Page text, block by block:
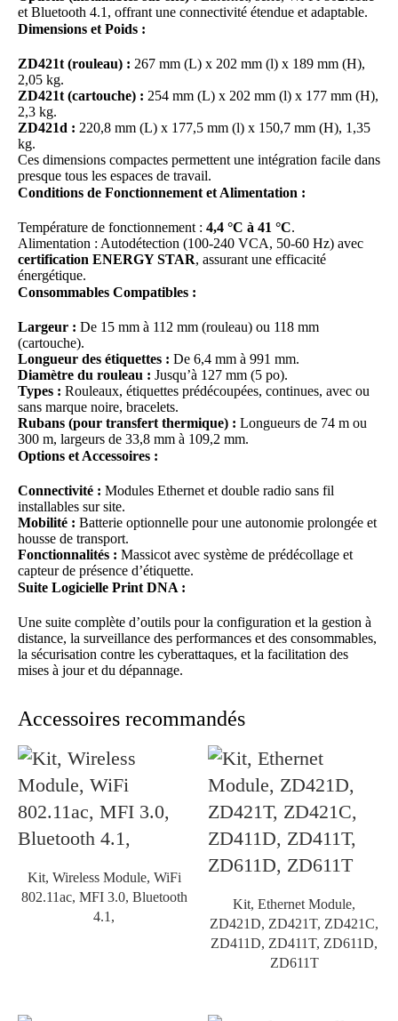
et Bluetooth 4.1, offrant une connectivité étendue et adaptable.
Dimensions et Poids :
ZD421t (rouleau) : 267 mm (L) x 202 mm (l) x 189 mm (H),
2,05 kg.
ZD421t (cartouche) : 254 mm (L) x 202 mm (l) x 177 mm (H),
2,3 kg.
ZD421d : 220,8 mm (L) x 177,5 mm (l) x 150,7 mm (H), 1,35
kg.
Ces dimensions compactes permettent une intégration facile dans
presque tous les espaces de travail.
Conditions de Fonctionnement et Alimentation :
Température de fonctionnement : 4,4 °C à 41 °C.
Alimentation : Autodétection (100-240 VCA, 50-60 Hz) avec
certification ENERGY STAR, assurant une efficacité
énergétique.
Consommables Compatibles :
Largeur : De 15 mm à 112 mm (rouleau) ou 118 mm
(cartouche).
Longueur des étiquettes : De 6,4 mm à 991 mm.
Diamètre du rouleau : Jusqu’à 127 mm (5 po).
Types : Rouleaux, étiquettes prédécoupées, continues, avec ou
sans marque noire, bracelets.
Rubans (pour transfert thermique) : Longueurs de 74 m ou
300 m, largeurs de 33,8 mm à 109,2 mm.
Options et Accessoires :
Connectivité : Modules Ethernet et double radio sans fil
installables sur site.
Mobilité : Batterie optionnelle pour une autonomie prolongée et
housse de transport.
Fonctionnalités : Massicot avec système de prédécollage et
capteur de présence d’étiquette.
Suite Logicielle Print DNA :
Une suite complète d’outils pour la configuration et la gestion à
distance, la surveillance des performances et des consommables,
la sécurisation contre les cyberattaques, et la facilitation des
mises à jour et du dépannage.
Accessoires recommandés
Kit, Wireless Module, WiFi
802.11ac, MFI 3.0, Bluetooth
4.1,
Kit, Ethernet Module,
ZD421D, ZD421T, ZD421C,
ZD411D, ZD411T, ZD611D,
ZD611T